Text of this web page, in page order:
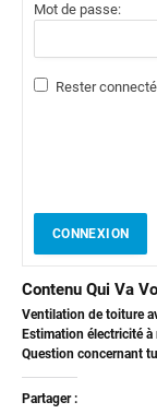
Mot de passe:
Rester connecté
CONNEXION
Contenu Qui Va
Ventilation de toiture
Estimation électricité à
Question concernant
Partager :